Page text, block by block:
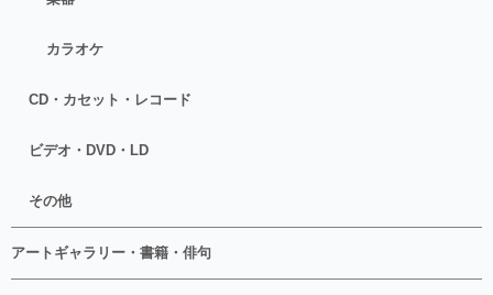
カラオケ
CD・カセット・レコード
ビデオ・DVD・LD
その他
アートギャラリー・書籍・俳句